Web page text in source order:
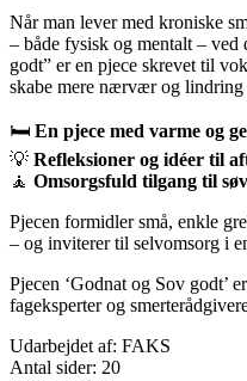
Når man lever med kroniske
– både fysisk og mentalt – ved
godt” er en pjece skrevet til
skabe mere nærvær og lindring
🛏️ En pjece med varme og
💡 Refleksioner og idéer til
🧘 Omsorgsfuld tilgang til
Pjecen formidler små, enkle
– og inviterer til selvomsorg i
Pjecen ‘Godnat og Sov godt’
fageksperter og
Udarbejdet af: FAKS
Antal sider: 20